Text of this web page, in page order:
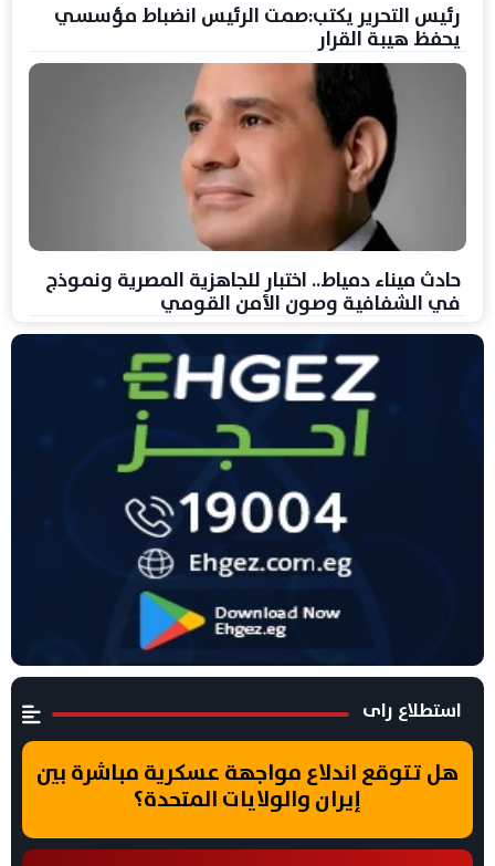
رئيس التحرير يكتب:صمت الرئيس انضباط مؤسسي
يحفظ هيبة القرار
حادث ميناء دمياط.. اختبار للجاهزية المصرية ونموذج
في الشفافية وصون الأمن القومي
استطلاع راى
هل تتوقع اندلاع مواجهة عسكرية مباشرة بين
إيران والولايات المتحدة؟